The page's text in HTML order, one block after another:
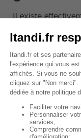
Il existe
compris les
Ces mutuelles
du métieret
exemple, elles
couverture pour
professionnelle,
d'assistance